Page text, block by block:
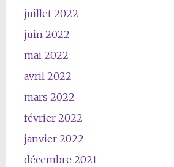
juillet 2022
juin 2022
mai 2022
avril 2022
mars 2022
février 2022
janvier 2022
décembre 2021